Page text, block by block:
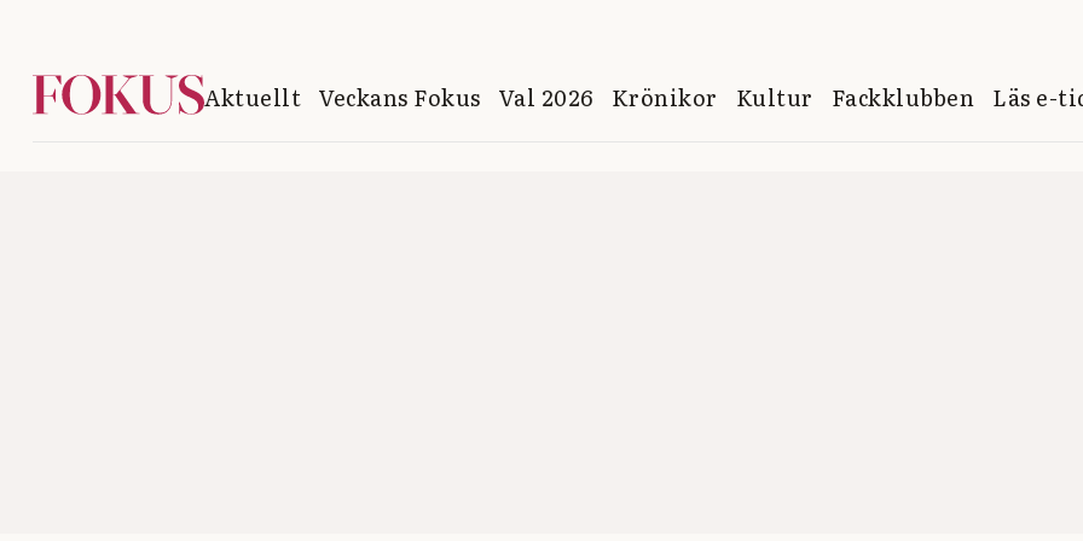
Aktuellt Veckans Fokus Val 2026 Krönikor Kultur Fackklubben Läs e-